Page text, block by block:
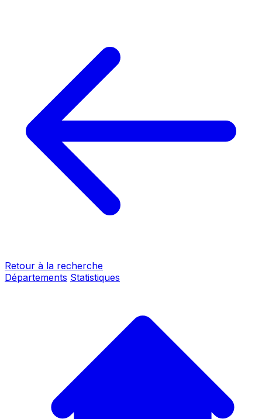
Retour à la recherche
Départements Statistiques